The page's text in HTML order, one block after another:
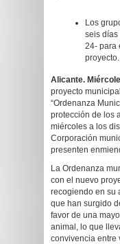
Los
seis días
24- para
proyecto.
Alicante.
proyecto
“Ordenanza
protección de los
miércoles a los
Corporación
presenten
La Ordenanza
con el nuevo
recogiendo en su
que han surgido
favor de una
animal, lo que
convivencia entre